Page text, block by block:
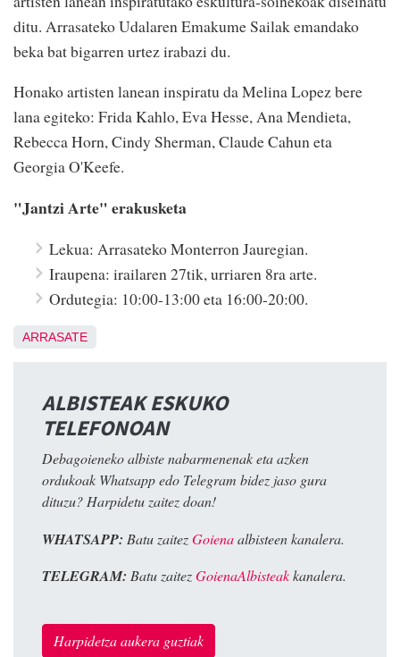
ditu. Arrasateko Udalaren Emakume Sailak emandako
beka bat bigarren urtez irabazi du.
Honako artisten lanean inspiratu da Melina Lopez bere
lana egiteko: Frida Kahlo, Eva Hesse, Ana Mendieta,
Rebecca Horn, Cindy Sherman, Claude Cahun eta
Georgia O'Keefe.
"Jantzi Arte" erakusketa
Lekua: Arrasateko Monterron Jauregian.
Iraupena: irailaren 27tik, urriaren 8ra arte.
Ordutegia: 10:00-13:00 eta 16:00-20:00.
ARRASATE
ALBISTEAK ESKUKO
TELEFONOAN
Debagoieneko albiste nabarmenenak eta azken
ordukoak Whatsapp edo Telegram bidez jaso gura
dituzu? Harpidetu zaitez doan!
WHATSAPP: Batu zaitezGoienaalbisteen kanalera.
TELEGRAM: Batu zaitezGoienaAlbisteakkanalera.
Harpidetza aukera guztiak